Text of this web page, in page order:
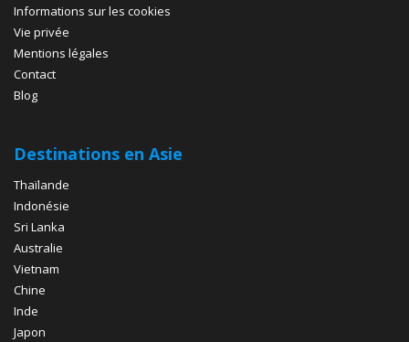
Informations sur les cookies
Vie privée
Mentions légales
Contact
Blog
Destinations en Asie
Thaïlande
Indonésie
Sri Lanka
Australie
Vietnam
Chine
Inde
Japon